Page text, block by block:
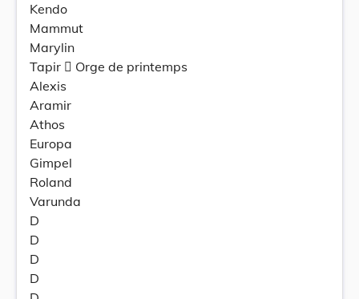
Kendo
Mammut
Marylin
Tapir  Orge de printemps
Alexis
Aramir
Athos
Europa
Gimpel
Roland
Varunda
D
D
D
D